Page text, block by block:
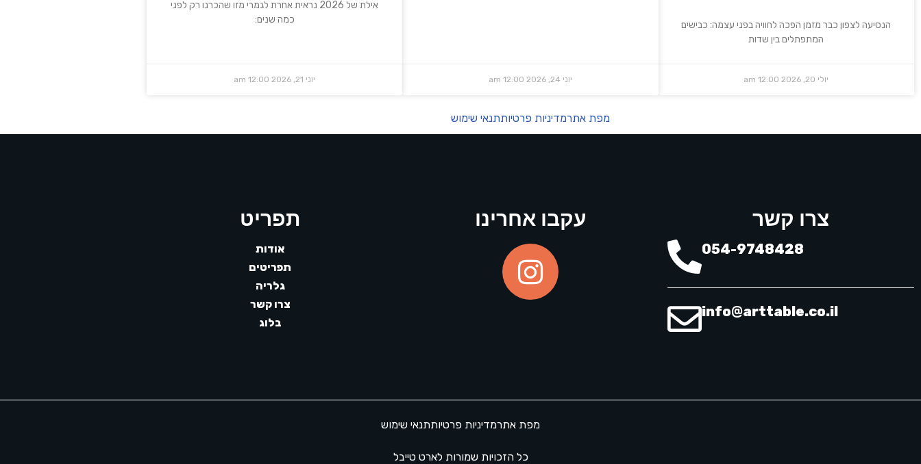
הנסיעה לצפון כבר מזמן הפכה לחוויה בפני עצמה: כבישים
המתפתלים בין שדות
יולי 20, 2026 12:00 am יוני 24, 2026 12:00 am
אילת של 2026 נראית אחרת לגמרי מזו שהכרנו רק לפני
כמה שנים:
יוני 21, 2026 12:00 am
מפת אתרמדיניות פרטיותתנאי שימוש
צרו קשר
054-9748428
info@arttable.co.il
עקבו אחרינו תפריט
אודות
תפריטים
גלריה
צרו קשר
בלוג
מפת אתרמדיניות פרטיותתנאי שימוש
כל הזכויות שמורות לארט טייבל